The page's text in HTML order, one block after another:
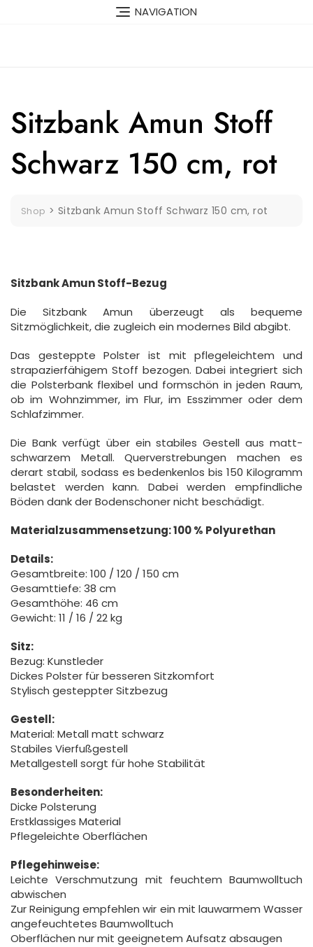
NAVIGATION
Sitzbank Amun Stoff
Schwarz 150 cm, rot
Shop > Sitzbank Amun Stoff Schwarz 150 cm, rot
Sitzbank Amun Stoff-Bezug
Die Sitzbank Amun überzeugt als bequeme
Sitzmöglichkeit, die zugleich ein modernes Bild abgibt.
Das gesteppte Polster ist mit pflegeleichtem und
strapazierfähigem Stoff bezogen. Dabei integriert sich
die Polsterbank flexibel und formschön in jeden Raum,
ob im Wohnzimmer, im Flur, im Esszimmer oder dem
Schlafzimmer.
Die Bank verfügt über ein stabiles Gestell aus matt-
schwarzem Metall. Querverstrebungen machen es
derart stabil, sodass es bedenkenlos bis 150 Kilogramm
belastet werden kann. Dabei werden empfindliche
Böden dank der Bodenschoner nicht beschädigt.
Materialzusammensetzung: 100 % Polyurethan
Details:
Gesamtbreite: 100 / 120 / 150 cm
Gesamttiefe: 38 cm
Gesamthöhe: 46 cm
Gewicht: 11 / 16 / 22 kg
Sitz:
Bezug: Kunstleder
Dickes Polster für besseren Sitzkomfort
Stylisch gesteppter Sitzbezug
Gestell:
Material: Metall matt schwarz
Stabiles Vierfußgestell
Metallgestell sorgt für hohe Stabilität
Besonderheiten:
Dicke Polsterung
Erstklassiges Material
Pflegeleichte Oberflächen
Pflegehinweise:
Leichte Verschmutzung mit feuchtem Baumwolltuch
abwischen
Zur Reinigung empfehlen wir ein mit lauwarmem Wasser
angefeuchtetes Baumwolltuch
Oberflächen nur mit geeignetem Aufsatz absaugen